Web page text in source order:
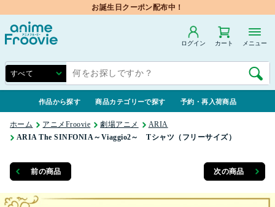
お誕生日クーポン配布中！
ログイン カート メニュー
作品から探す 商品カテゴリーで探す 予約・再入荷商品
ホーム アニメFroovie 劇場アニメ
ARIA
ARIA The SINFONIA～Viaggio2～ Tシャツ（フリーサイズ）
前の商品 次の商品